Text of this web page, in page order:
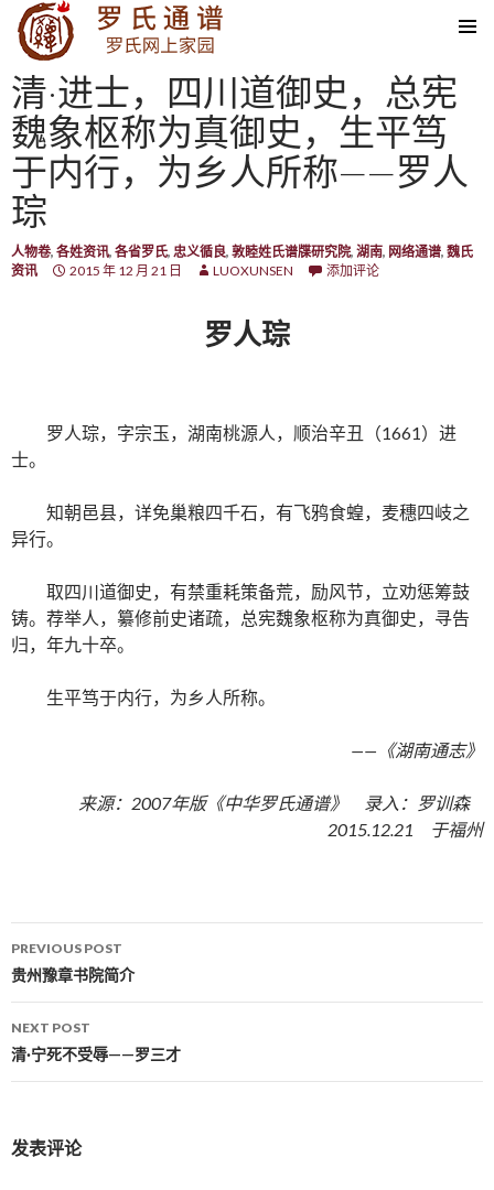
SKIP TO CONTENT
清·进士，四川道御史，总宪
魏象枢称为真御史，生平笃
于内行，为乡人所称——罗人
琮
人物卷, 各姓资讯, 各省罗氏, 忠义循良, 敦睦姓氏谱牒研究院, 湖南, 网络通谱, 魏氏
资讯
2015 年 12 月 21 日 LUOXUNSEN 添加评论
罗人琮
罗人琮，字宗玉，湖南桃源人，顺治辛丑（1661）进
士。
知朝邑县，详免巢粮四千石，有飞鸦食蝗，麦穗四岐之
异行。
取四川道御史，有禁重耗策备荒，励风节，立劝惩筹鼓
铸。荐举人，纂修前史诸疏，总宪魏象枢称为真御史，寻告
归，年九十卒。
生平笃于内行，为乡人所称。
——《湖南通志》
来源：2007年版《中华罗氏通谱》 录入：罗训森
2015.12.21 于福州
Post navigation
PREVIOUS POST
贵州豫章书院简介
NEXT POST
清·宁死不受辱——罗三才
发表评论